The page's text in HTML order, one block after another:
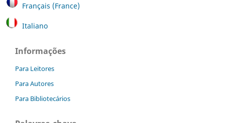
Français (France)
Italiano
Informações
Para Leitores
Para Autores
Para Bibliotecários